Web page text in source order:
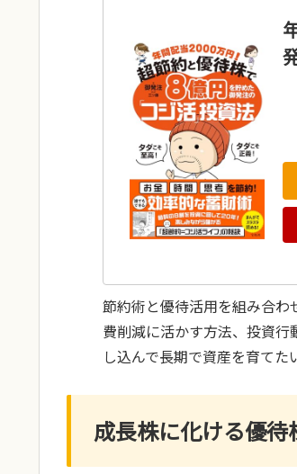
節約術と優待活用を組み合
費削減に活かす方法、投資行
し込んで長期で資産を育てた
成長株に化ける優待